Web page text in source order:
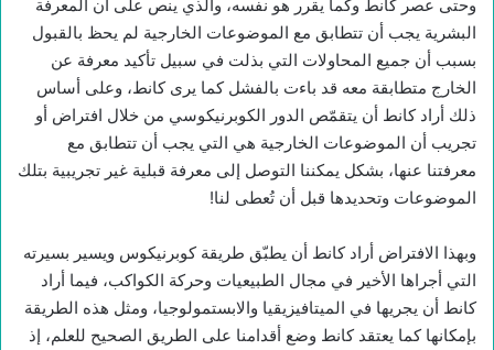
وحتى عصر كانط وكما يقرر هو نفسه، والذي ينص على أن المعرفة
البشرية يجب أن تتطابق مع الموضوعات الخارجية لم يحظ بالقبول
بسبب أن جميع المحاولات التي بذلت في سبيل تأكيد معرفة عن
الخارج متطابقة معه قد باءت بالفشل كما يرى كانط، وعلى أساس
ذلك أراد كانط أن يتقمّص الدور الكوبرنيكوسي من خلال افتراض أو
تجريب أن الموضوعات الخارجية هي التي يجب أن تتطابق مع
معرفتنا عنها، بشكل يمكننا التوصل إلى معرفة قبلية غير تجريبية بتلك
الموضوعات وتحديدها قبل أن تُعطى لنا!
وبهذا الافتراض أراد كانط أن يطبّق طريقة كوبرنيكوس ويسير بسيرته
التي أجراها الأخير في مجال الطبيعيات وحركة الكواكب، فيما أراد
كانط أن يجريها في الميتافيزيقيا والابستمولوجيا، ومثل هذه الطريقة
بإمكانها كما يعتقد كانط وضع أقدامنا على الطريق الصحيح للعلم، إذ